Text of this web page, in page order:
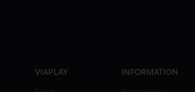
VIAPLAY INFORMATION